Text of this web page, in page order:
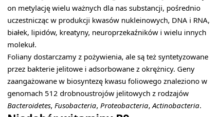
on metylację wielu ważnych dla nas substancji, pośrednio
uczestnicząc w produkcji kwasów nukleinowych, DNA i RNA,
białek, lipidów, kreatyny, neuroprzekaźników i wielu innych
molekuł.
Foliany dostarczamy z pożywienia, ale są też syntetyzowane
przez bakterie jelitowe i adsorbowane z okrężnicy. Geny
zaangażowane w biosyntezę kwasu foliowego znaleziono w
genomach 512 drobnoustrojów jelitowych z rodzajów
Bacteroidetes Fusobacteria Proteobacteria Actinobacteria